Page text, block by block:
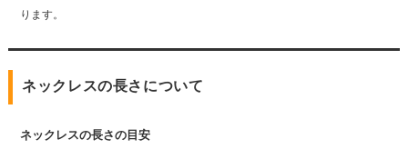
ります。
ネックレスの長さについて
ネックレスの長さの目安